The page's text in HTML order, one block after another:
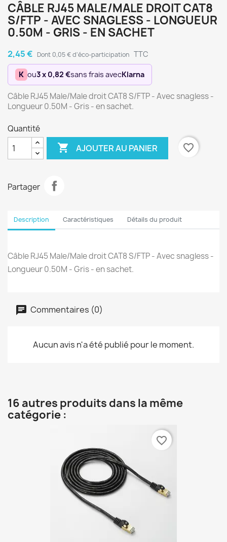
CÂBLE RJ45 MALE/MALE DROIT CAT8
S/FTP - AVEC SNAGLESS - LONGUEUR
0.50M - GRIS - EN SACHET
2,45 € Dont 0,05 € d'éco-participation TTC
K ou3 x 0,82 €sans frais avecKlarna
Câble RJ45 Male/Male droit CAT8 S/FTP - Avec snagless -
Longueur 0.50M - Gris - en sachet.
Quantité
 AJOUTER AU PANIER favorite_border
Partager
Description Caractéristiques Détails du produit
Câble RJ45 Male/Male droit CAT8 S/FTP - Avec snagless -
Longueur 0.50M - Gris - en sachet.
Commentaires (0)
Aucun avis n'a été publié pour le moment.
16 autres produits dans la même
catégorie :
favorite_border